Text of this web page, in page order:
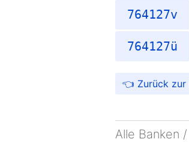
764127v
764127ü
👈 Zurück zur
Alle Banken